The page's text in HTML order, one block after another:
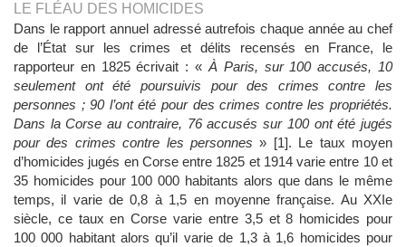
LE FLÉAU DES HOMICIDES
Dans le rapport annuel adressé autrefois chaque année au chef
de l’État sur les crimes et délits recensés en France, le
rapporteur en 1825 écrivait : « À Paris, sur 100 accusés, 10
seulement ont été poursuivis pour des crimes contre les
personnes ; 90 l’ont été pour des crimes contre les propriétés.
Dans la Corse au contraire, 76 accusés sur 100 ont été jugés
pour des crimes contre les personnes » [1]. Le taux moyen
d’homicides jugés en Corse entre 1825 et 1914 varie entre 10 et
35 homicides pour 100 000 habitants alors que dans le même
temps, il varie de 0,8 à 1,5 en moyenne française. Au XXIe
siècle, ce taux en Corse varie entre 3,5 et 8 homicides pour
100 000 habitant alors qu’il varie de 1,3 à 1,6 homicides pour